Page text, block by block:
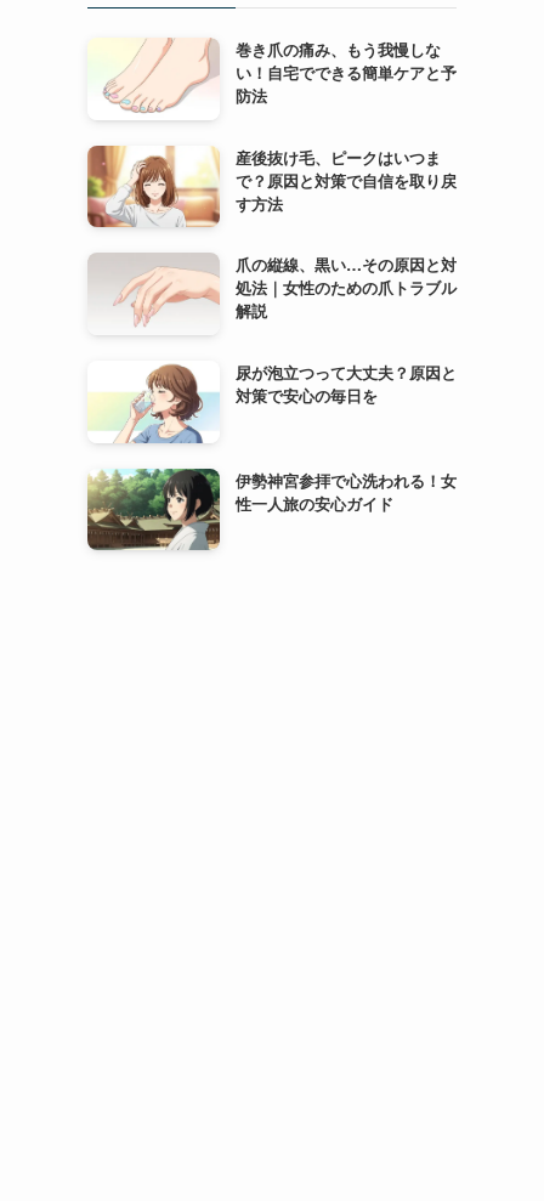
巻き爪の痛み、もう我慢しな
い！自宅でできる簡単ケアと予
防法
産後抜け毛、ピークはいつま
で？原因と対策で自信を取り戻
す方法
爪の縦線、黒い…その原因と対
処法｜女性のための爪トラブル
解説
尿が泡立つって大丈夫？原因と
対策で安心の毎日を
伊勢神宮参拝で心洗われる！女
性一人旅の安心ガイド